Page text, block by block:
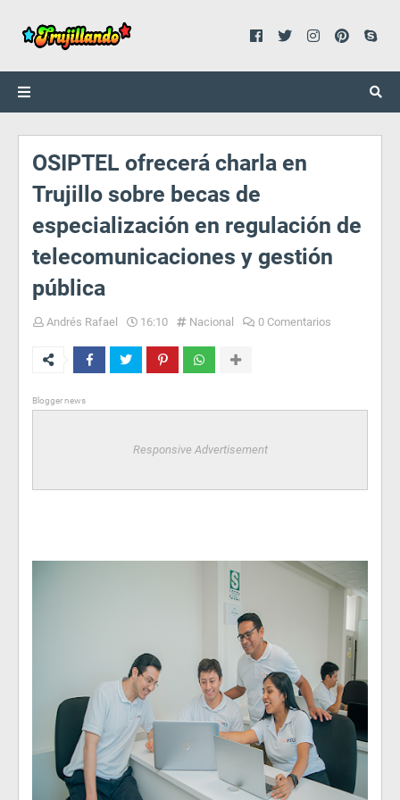
OSIPTEL ofrecerá charla en
Trujillo sobre becas de
especialización en regulación de
telecomunicaciones y gestión
pública
Andrés Rafael 16:10 Nacional 0 Comentarios
Blogger news
Responsive Advertisement